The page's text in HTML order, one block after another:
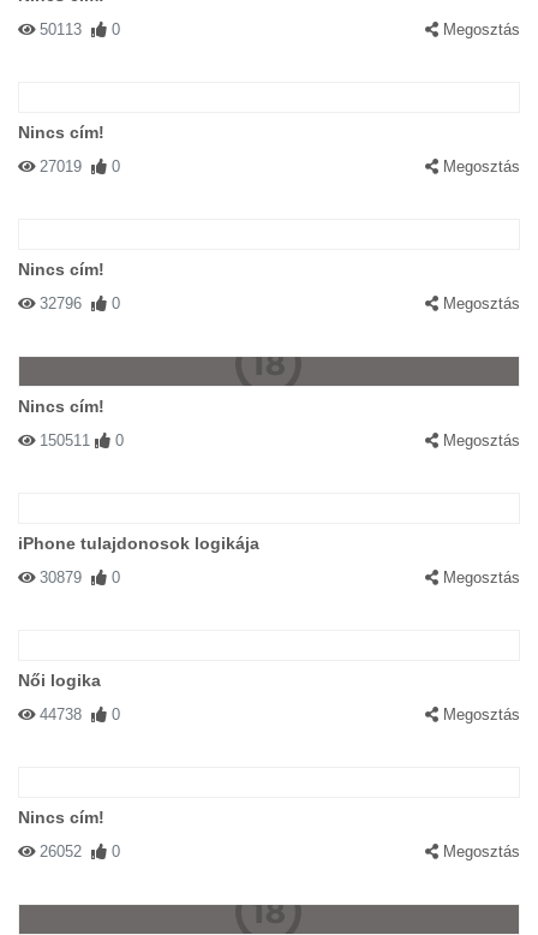
50113 0 Megosztás
Nincs cím!
27019 0 Megosztás
Nincs cím!
32796 0 Megosztás
Nincs cím!
150511 0 Megosztás
iPhone tulajdonosok logikája
30879 0 Megosztás
Női logika
44738 0 Megosztás
Nincs cím!
26052 0 Megosztás